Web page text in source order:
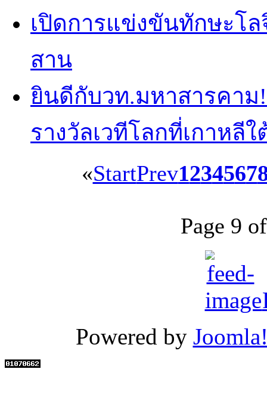
เปิดการแข่งขันทักษะโ
สาน
ยินดีกับวท.มหาสารคาม
รางวัลเวทีโลกที่เกาหลีใ
«StartPrev1234567
Page 9
Powered by